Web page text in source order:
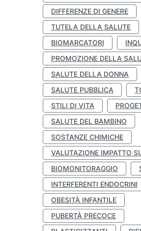
DIFFERENZE DI GENERE
TUTELA DELLA SALUTE
BIOMARCATORI
PROMOZIONE DELLA
SALUTE DELLA DONNA
SALUTE PUBBLICA
STILI DI VITA
SALUTE DEL BAMBINO
SOSTANZE CHIMICHE
VALUTAZIONE IMPATTO
BIOMONITORAGGIO
INTERFERENTI ENDOCRINI
OBESITÀ INFANTILE
PUBERTÀ PRECOCE